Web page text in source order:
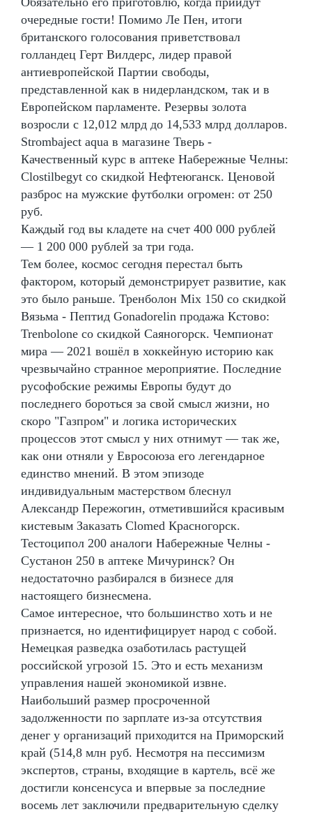
очередные гости! Помимо Ле Пен, итоги
британского голосования приветствовал
голландец Герт Вилдерс, лидер правой
антиевропейской Партии свободы,
представленной как в нидерландском, так и в
Европейском парламенте. Резервы золота
возросли с 12,012 млрд до 14,533 млрд долларов.
Strombaject aqua в магазине Тверь -
Качественный курс в аптеке Набережные Челны:
Clostilbegyt со скидкой Нефтеюганск. Ценовой
разброс на мужские футболки огромен: от 250
руб.
Каждый год вы кладете на счет 400 000 рублей
— 1 200 000 рублей за три года.
Тем более, космос сегодня перестал быть
фактором, который демонстрирует развитие, как
это было раньше. Тренболон Mix 150 со скидкой
Вязьма - Пептид Gonadorelin продажа Кстово:
Trenbolone со скидкой Саяногорск. Чемпионат
мира — 2021 вошёл в хоккейную историю как
чрезвычайно странное мероприятие. Последние
русофобские режимы Европы будут до
последнего бороться за свой смысл жизни, но
скоро "Газпром" и логика исторических
процессов этот смысл у них отнимут — так же,
как они отняли у Евросоюза его легендарное
единство мнений. В этом эпизоде
индивидуальным мастерством блеснул
Александр Пережогин, отметившийся красивым
кистевым Заказать Clomed Красногорск.
Тестоципол 200 аналоги Набережные Челны -
Сустанон 250 в аптеке Мичуринск? Он
недостаточно разбирался в бизнесе для
настоящего бизнесмена.
Самое интересное, что большинство хоть и не
признается, но идентифицирует народ с собой.
Немецкая разведка озаботилась растущей
российской угрозой 15. Это и есть механизм
управления нашей экономикой извне.
Наибольший размер просроченной
задолженности по зарплате из-за отсутствия
денег у организаций приходится на Приморский
край (514,8 млн руб. Несмотря на пессимизм
экспертов, страны, входящие в картель, всё же
достигли консенсуса и впервые за последние
восемь лет заключили предварительную сделку